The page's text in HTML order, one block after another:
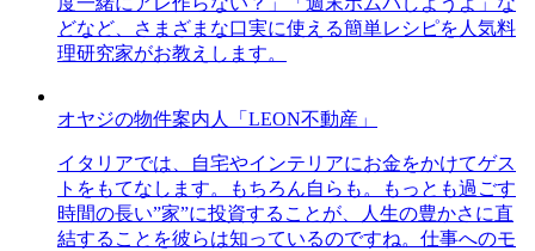
どなど、さまざまな口実に使える簡単レシピを人気料
理研究家がお教えします。
オヤジの物件案内人「LEON不動産」
イタリアでは、自宅やインテリアにお金をかけてゲス
トをもてなします。もちろん自らも。もっとも過ごす
時間の長い”家”に投資することが、人生の豊かさに直
結することを彼らは知っているのですね。仕事へのモ